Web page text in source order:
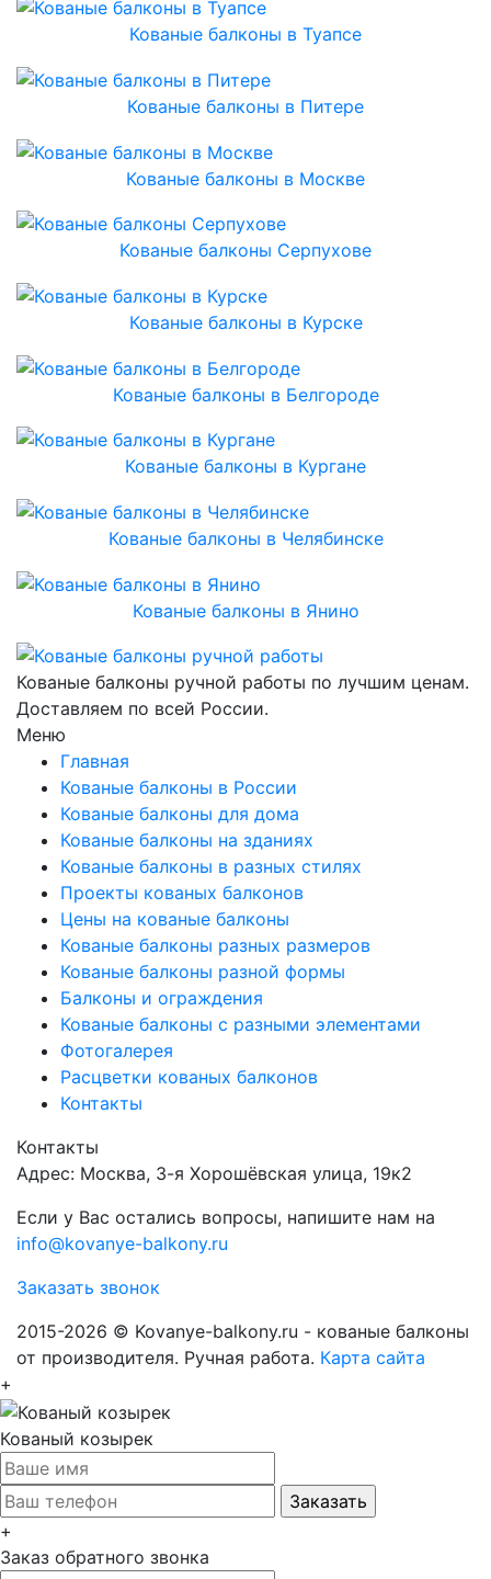
Кованые балконы в Туапсе
Кованые балконы в Питере
Кованые балконы в Москве
Кованые балконы Серпухове
Кованые балконы в Курске
Кованые балконы в Белгороде
Кованые балконы в Кургане
Кованые балконы в Челябинске
Кованые балконы в Янино
Кованые балконы ручной работы по лучшим ценам.
Доставляем по всей России.
Меню
Главная
Кованые балконы в России
Кованые балконы для дома
Кованые балконы на зданиях
Кованые балконы в разных стилях
Проекты кованых балконов
Цены на кованые балконы
Кованые балконы разных размеров
Кованые балконы разной формы
Балконы и ограждения
Кованые балконы с разными элементами
Фотогалерея
Расцветки кованых балконов
Контакты
Контакты
Адрес: Москва, 3-я Хорошёвская улица, 19к2
Если у Вас остались вопросы, напишите нам на
info@kovanye-balkony.ru
Заказать звонок
2015-2026 © Kovanye-balkony.ru - кованые балконы
от производителя. Ручная работа. Карта сайта
+
Кованый козырек
+
Заказ обратного звонка